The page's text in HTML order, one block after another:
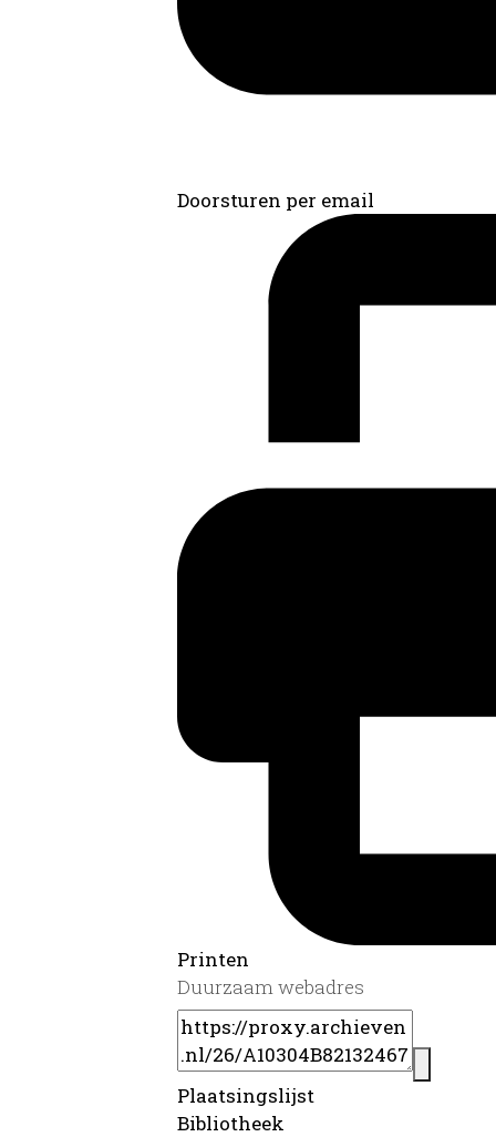
Doorsturen per email
Printen
Duurzaam webadres
Plaatsingslijst
Bibliotheek